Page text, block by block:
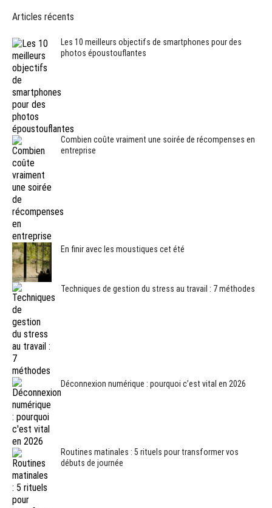
Articles récents
Les 10 meilleurs objectifs de smartphones pour des
photos époustouflantes
Combien coûte vraiment une soirée de récompenses en
entreprise
En finir avec les moustiques cet été
Techniques de gestion du stress au travail : 7 méthodes
Déconnexion numérique : pourquoi c’est vital en 2026
Routines matinales : 5 rituels pour transformer vos
débuts de journée